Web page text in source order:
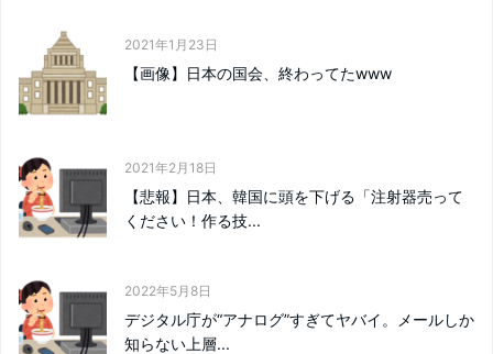
2021年1月23日
【画像】日本の国会、終わってたwww
2021年2月18日
【悲報】日本、韓国に頭を下げる「注射器売って
ください！作る技...
2022年5月8日
デジタル庁が“アナログ”すぎてヤバイ。メールしか
知らない上層...